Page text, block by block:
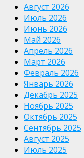
Август 2026
Июль 2026
Июнь 2026
Май 2026
Апрель 2026
Март 2026
Февраль 2026
Январь 2026
Декабрь 2025
Ноябрь 2025
Октябрь 2025
Сентябрь 2025
Август 2025
Июль 2025